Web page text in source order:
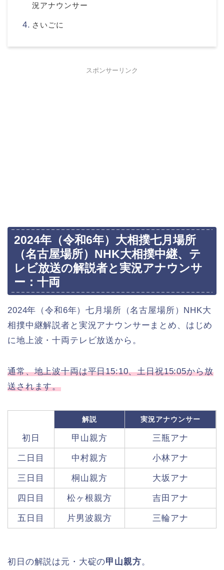
況アナウンサー
さいごに
スポンサーリンク
2024年（令和6年）大相撲七月場所
（名古屋場所）NHK大相撲中継、テ
レビ放送の解説者と実況アナウンサ
ー：十両
2024年（令和6年）七月場所（名古屋場所）NHK大
相撲中継解説者と実況アナウンサーまとめ、はじめ
に地上波・十両テレビ放送から。
通常、地上波十両は平日15:10、土日祝15:05から放
送されます。
解説 実況アナウンサー
初日 甲山親方 三瓶アナ
二日目 中村親方 小林アナ
三日目 桐山親方 大坂アナ
四日目 松ヶ根親方 吉田アナ
五日目 片男波親方 三輪アナ
初日の解説は元・大碇の甲山親方。